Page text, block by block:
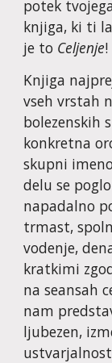
potek
knjiga, ki ti
je to Celjenje!
Knjiga
vseh vrstah
bolezenskih
konkretna
skupni
delu se
napadalno
trmast,
vodenje,
kratkimi
na seansah
nam
ljubezen,